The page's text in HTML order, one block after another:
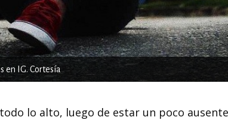
en IG. Cortesía
lo alto, luego de estar un poco ausente